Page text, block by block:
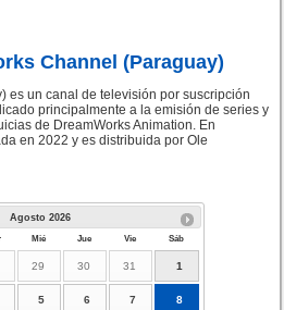
Channel (Paraguay)
es un canal de televisión por suscripción
principalmente a la emisión de series y
de DreamWorks Animation. En
en 2022 y es distribuida por Ole
Agosto 2026
Mié Jue Vie Sáb
29 30 31 1
5 6 7 8